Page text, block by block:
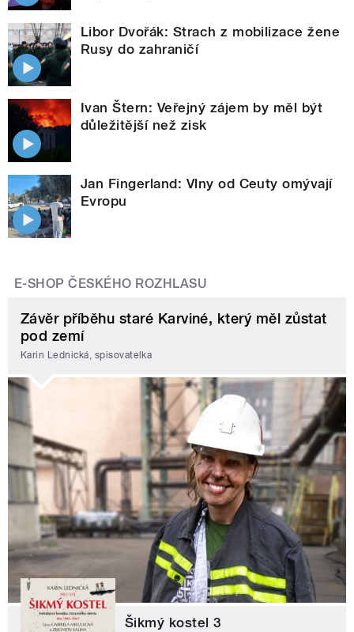
Libor Dvořák: Strach z mobilizace žene
Rusy do zahraničí
Ivan Štern: Veřejný zájem by měl být
důležitější než zisk
Jan Fingerland: Vlny od Ceuty omývají
Evropu
E-SHOP ČESKÉHO ROZHLASU
Závěr příběhu staré Karviné, který měl zůstat
pod zemí
Karin Lednická, spisovatelka
Šikmý kostel 3